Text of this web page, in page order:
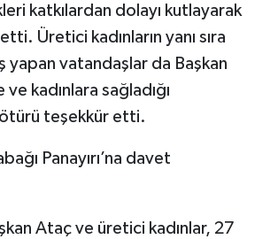
katkılardan dolayı kutlayarak
Üretici kadınların yanı sıra
yapan vatandaşlar da Başkan
kadınlara sağladığı
teşekkür etti.
Panayırı’na davet
Ataç ve üretici kadınlar, 27